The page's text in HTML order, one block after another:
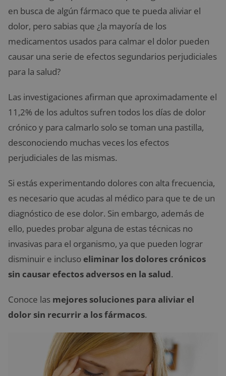
en busca de algún fármaco que te pueda aliviar el
dolor, pero sabias que ¿la mayoría de los
medicamentos usados para calmar el dolor pueden
causar una serie de efectos segundarios perjudiciales
para la salud?
Las investigaciones afirman que aproximadamente el
11,2% de los adultos sufren todos los días de dolor
crónico y para calmarlo solo se toman una pastilla,
desconociendo muchas veces los efectos
perjudiciales de las mismas.
Si estás experimentando dolores con alta frecuencia,
es necesario que acudas al médico para que te de un
diagnóstico de ese dolor. Sin embargo, además de
ello, puedes probar alguna de estas técnicas no
invasivas para el organismo, ya que pueden lograr
disminuir e incluso eliminar los dolores crónicos
sin causar efectos adversos en la salud.
Conoce las mejores soluciones para aliviar el
dolor sin recurrir a los fármacos.